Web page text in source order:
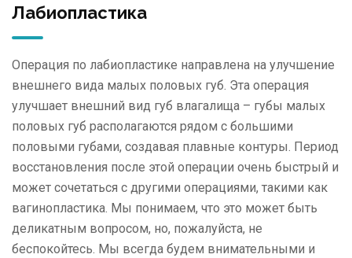
Лабиопластика
Операция по лабиопластике направлена на улучшение
внешнего вида малых половых губ. Эта операция
улучшает внешний вид губ влагалища – губы малых
половых губ располагаются рядом с большими
половыми губами, создавая плавные контуры. Период
восстановления после этой операции очень быстрый и
может сочетаться с другими операциями, такими как
вагинопластика. Мы понимаем, что это может быть
деликатным вопросом, но, пожалуйста, не
беспокойтесь. Мы всегда будем внимательными и